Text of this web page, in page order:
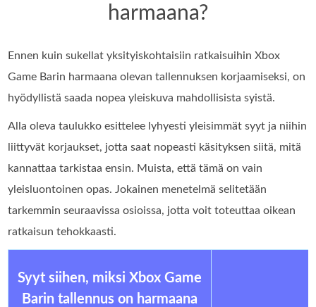
harmaana?
Ennen kuin sukellat yksityiskohtaisiin ratkaisuihin Xbox
Game Barin harmaana olevan tallennuksen korjaamiseksi, on
hyödyllistä saada nopea yleiskuva mahdollisista syistä.
Alla oleva taulukko esittelee lyhyesti yleisimmät syyt ja niihin
liittyvät korjaukset, jotta saat nopeasti käsityksen siitä, mitä
kannattaa tarkistaa ensin. Muista, että tämä on vain
yleisluontoinen opas. Jokainen menetelmä selitetään
tarkemmin seuraavissa osioissa, jotta voit toteuttaa oikean
ratkaisun tehokkaasti.
Syyt siihen, miksi Xbox Game
Barin tallennus on harmaana